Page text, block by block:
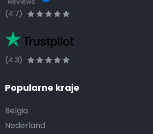
(4.7)
(4.3)
Popularne kraje
Belgia
Nederland